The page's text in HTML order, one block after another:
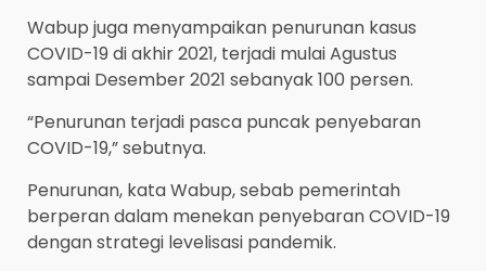
Wabup juga menyampaikan penurunan kasus
COVID-19 di akhir 2021, terjadi mulai Agustus
sampai Desember 2021 sebanyak 100 persen.
“Penurunan terjadi pasca puncak penyebaran
COVID-19,” sebutnya.
Penurunan, kata Wabup, sebab pemerintah
berperan dalam menekan penyebaran COVID-19
dengan strategi levelisasi pandemik.